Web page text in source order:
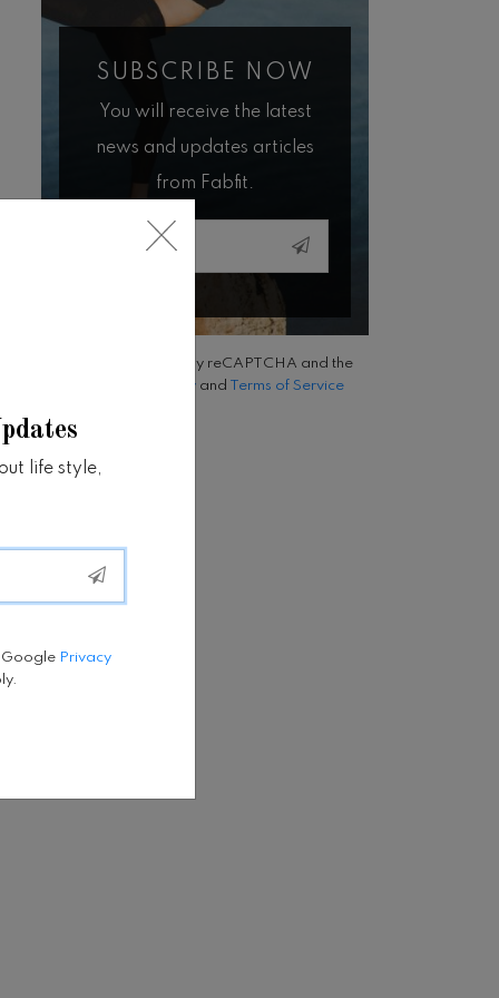
SUBSCRIBE NOW
You will receive the latest
news and updates articles
from Fabfit.
This site is protected by reCAPTCHA and the
Privacy Policy and
Terms of Service
life style,
Google Privacy